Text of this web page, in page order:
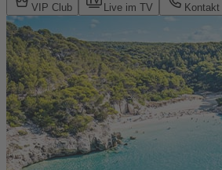
VIP Club Live im TV Kontakt